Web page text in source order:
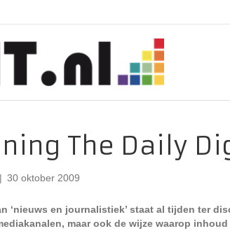
The Daily
| 30 oktober 2009
‘nieuws en journalistiek’ staat al tijden ter
maar ook de wijze waarop